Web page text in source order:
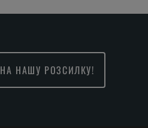
НАШУ РОЗСИЛКУ!